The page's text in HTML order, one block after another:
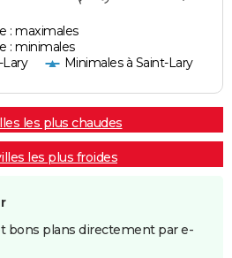
: maximales
: minimales
Lary
Minimales à Saint-Lary
les plus chaudes
les plus froides
bons plans directement par e-